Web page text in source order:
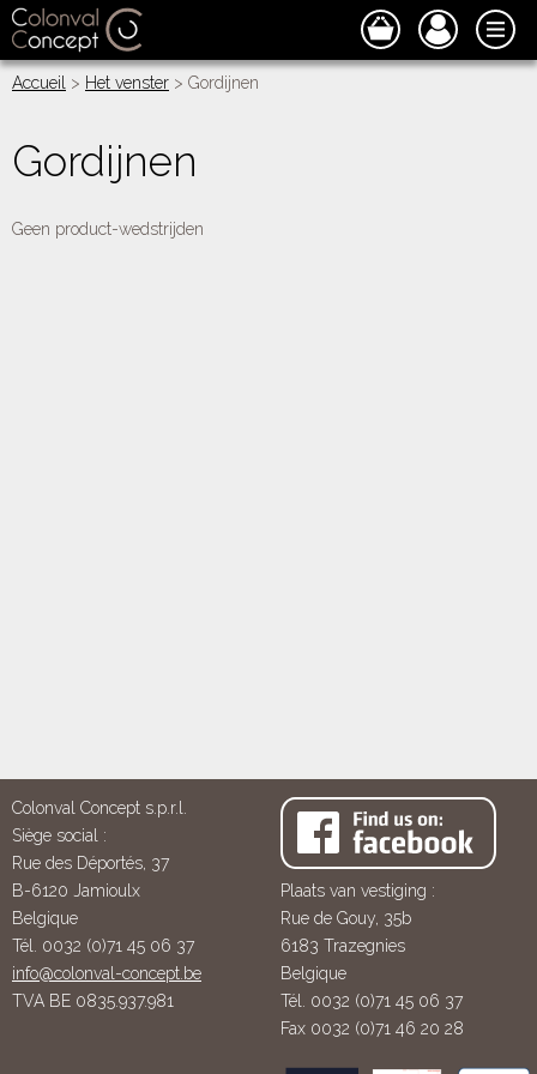
Accueil > Het venster > Gordijnen
Gordijnen
Geen product-wedstrijden
Colonval Concept s.p.r.l.
Siège social :
Rue des Déportés, 37
B-6120 Jamioulx
Belgique
Tél. 0032 (0)71 45 06 37
info@colonval-concept.be
TVA BE 0835.937.981
Plaats van vestiging :
Rue de Gouy, 35b
6183 Trazegnies
Belgique
Tél. 0032 (0)71 45 06 37
Fax 0032 (0)71 46 20 28